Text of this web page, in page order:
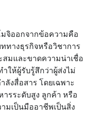
จิออกจากข้อความคือ
ทางธุรกิจหรือวิชาการ
สมและขาดความน่าเชื่อ
ให้ผู้รับรู้สึกว่าผู้ส่งไม่
ลังสื่อสาร โดยเฉพาะ
ารระดับสูง ลูกค้า หรือ
มเป็นมืออาชีพเป็นสิ่ง